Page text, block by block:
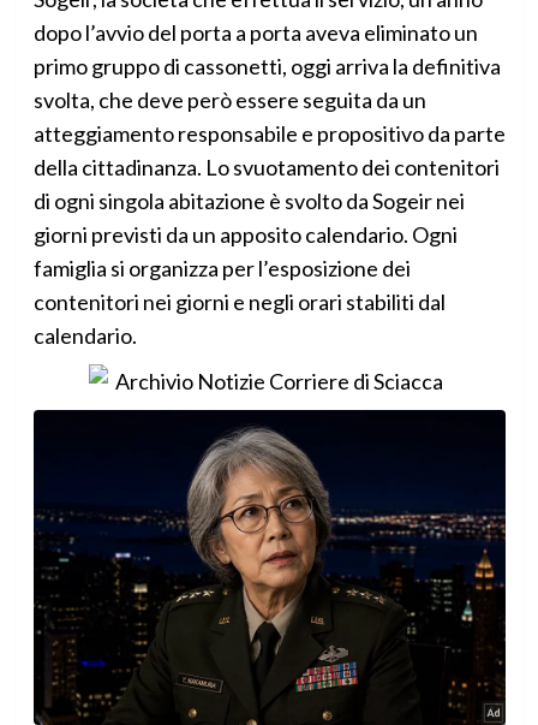
dopo l’avvio del porta a porta aveva eliminato un
primo gruppo di cassonetti, oggi arriva la definitiva
svolta, che deve però essere seguita da un
atteggiamento responsabile e propositivo da parte
della cittadinanza. Lo svuotamento dei contenitori
di ogni singola abitazione è svolto da Sogeir nei
giorni previsti da un apposito calendario. Ogni
famiglia si organizza per l’esposizione dei
contenitori nei giorni e negli orari stabiliti dal
calendario.